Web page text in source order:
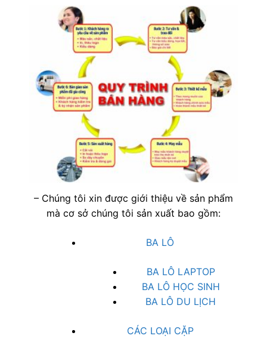
– Chúng tôi xin được giới thiệu về sản phẩm
mà cơ sở chúng tôi sản xuất bao gồm:
BA LÔ
BA LÔ LAPTOP
BA LÔ HỌC SINH
BA LÔ DU LỊCH
CÁC LOẠI CẶP